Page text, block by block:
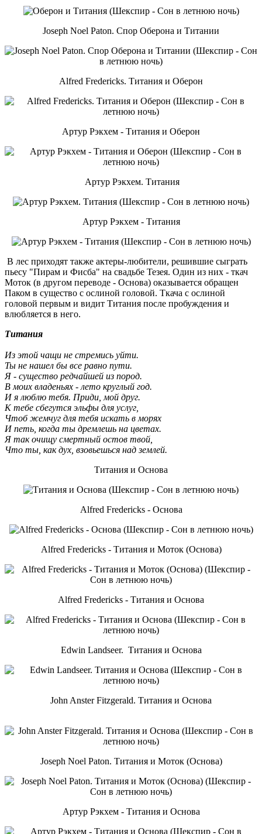
Joseph Noel Paton. Спор Оберона и Титании
Alfred Fredericks. Титания и Оберон
Артур Рэкхем - Титания и Оберон
Артур Рэкхем. Титания
Артур Рэкхем - Титания
В лес приходят также актеры-любители, решившие сыграть
пьесу "Пирам и Фисба" на свадьбе Тезея. Один из них - ткач
Моток (в другом переводе - Основа) оказывается обращен
Паком в существо с ослиной головой. Ткача с ослиной
головой первым и видит Титания после пробуждения и
влюбляется в него.
Титания
Из этой чащи не стремись уйти.
Ты не нашел бы все равно пути.
Я - существо редчайшей из пород.
В моих владеньях - лето круглый год.
И я люблю тебя. Приди, мой друг.
К тебе сбегутся эльфы для услуг,
Чтоб жемчуг для тебя искать в морях
И петь, когда ты дремлешь на цветах.
Я так очищу смертный остов твой,
Что ты, как дух, взовьешься над землей.
Титания и Основа
Alfred Fredericks - Основа
Alfred Fredericks - Титания и Моток (Основа)
Alfred Fredericks - Титания и Основа
Edwin Landseer. Титания и Основа
John Anster Fitzgerald. Титания и Основа
Joseph Noel Paton. Титания и Моток (Основа)
Артур Рэкхем - Титания и Основа